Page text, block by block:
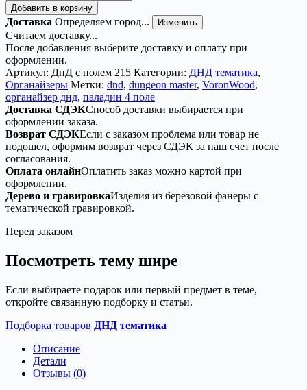
товара
Органайзер
ДнД
«Паладин
4
поле»
—
дерево
Добавить в корзину
Доставка Определяем город... Изменить
Считаем доставку...
После добавления выберите доставку и оплату при
оформлении.
Артикул: ДнД с полем 215 Категории: ДНД тематика,
Органайзеры Метки: dnd, dungeon master, VoronWood,
органайзер днд, паладин 4 поле
Доставка СДЭКСпособ доставки выбирается при
оформлении заказа.
Возврат СДЭКЕсли с заказом проблема или товар не
подошел, оформим возврат через СДЭК за наш счет после
согласования.
Оплата онлайнОплатить заказ можно картой при
оформлении.
Дерево и гравировкаИзделия из березовой фанеры с
тематической гравировкой.
Перед заказом
Посмотреть тему шире
Если выбираете подарок или первый предмет в теме,
откройте связанную подборку и статьи.
Подборка товаров ДНД тематика
Описание
Детали
Отзывы (0)